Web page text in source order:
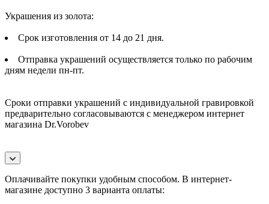
Украшения из золота:
Срок изготовления от 14 до 21 дня.
Отправка украшений осуществляется только по рабочим
дням недели пн-пт.
Сроки отправки украшений с индивидуальной гравировкой
предварительно согласовываются с менеджером интернет
магазина Dr.Vorobev
Оплачивайте покупки удобным способом. В интернет-
магазине доступно 3 варианта оплаты: